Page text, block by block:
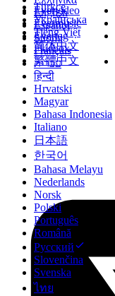
Türkçe
Українська
Tiếng Việt
简体中文
繁體中文
English
Español
Suomi
Français
עברית
हिन्दी
Hrvatski
Magyar
Bahasa Indonesia
Italiano
日本語
한국어
Bahasa Melayu
Nederlands
Norsk
Polski
Português
Română
Русский
Slovenčina
Svenska
ไทย
Evervideo
Evermusic
Evertag
Flacbox